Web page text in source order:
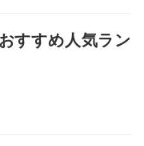
すすめ人気ラン